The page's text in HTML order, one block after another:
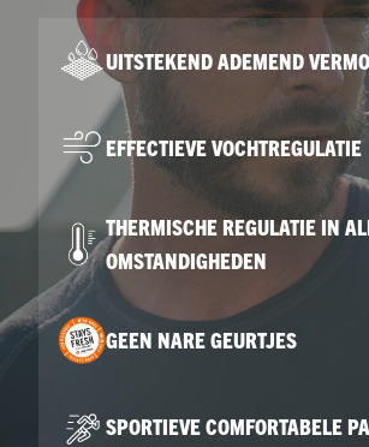
UITSTEKEND ADEMEND
EFFECTIEVE VOCHTREGULATIE
THERMISCHE REGULATIE IN
OMSTANDIGHEDEN
GEEN NARE GEURTJES
SPORTIEVE COMFORTABELE